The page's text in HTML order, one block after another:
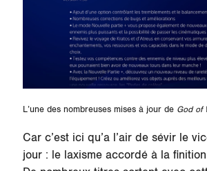
L’une des nombreuses mises à jour de God of
Car c’est ici qu’a l’air de sévir le
jour : le laxisme accordé à la